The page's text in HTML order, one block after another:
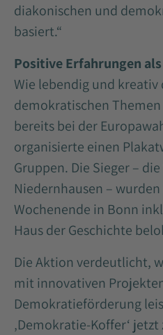
diakonischen und
basiert.“
Positive Erfahrungen
Wie lebendig und
demokratischen
bereits bei der
organisierte einen
Gruppen. Die Sieger –
Niedernhausen –
Wochenende in Bonn
Haus der Geschichte
Die Aktion verdeutlicht,
mit innovativen
Demokratieförderung
‚Demokratie-Koffer‘